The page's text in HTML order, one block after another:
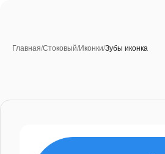
Главная/Стоковый/Иконки/Зубы иконка